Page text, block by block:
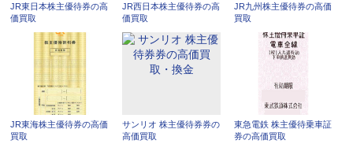
JR東日本株主優待券の高
価買取
JR西日本株主優待券の高
価買取
JR九州株主優待券の高価
買取
JR東海株主優待券の高価
買取
サンリオ 株主優待券券の
高価買取
東急電鉄 株主優待乗車証
券の高価買取